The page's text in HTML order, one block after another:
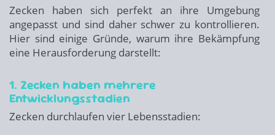
Zecken haben sich perfekt an ihre Umgebung
angepasst und sind daher schwer zu kontrollieren.
Hier sind einige Gründe, warum ihre Bekämpfung
eine Herausforderung darstellt:
1. Zecken haben mehrere
Entwicklungsstadien
Zecken durchlaufen vier Lebensstadien: